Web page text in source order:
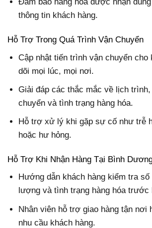
thông tin khách hàng.
Hỗ Trợ Trong Quá Trình Vận Chuyển
Cập nhật tiến trình vận chuyển cho
dõi mọi lúc, mọi nơi.
Giải đáp các thắc mắc về lịch
chuyển và tình trạng hàng hóa.
Hỗ trợ xử lý khi gặp sự cố như trễ
hoặc hư hỏng.
Hỗ Trợ Khi Nhận Hàng Tại Bình
Hướng dẫn khách hàng kiểm tra
lượng và tình trạng hàng hóa trước
Nhân viên hỗ trợ giao hàng tận nơi
nhu cầu khách hàng.